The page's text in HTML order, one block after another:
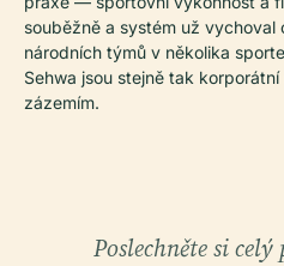
souběžně a systém už
národních týmů v několika
Sehwa jsou stejně tak
zázemím.
Poslechněte si